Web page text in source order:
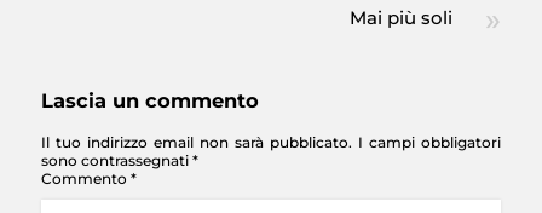
Mai più soli
Lascia un commento
Il tuo indirizzo email non sarà pubblicato. I campi obbligatori
sono contrassegnati *
Commento *